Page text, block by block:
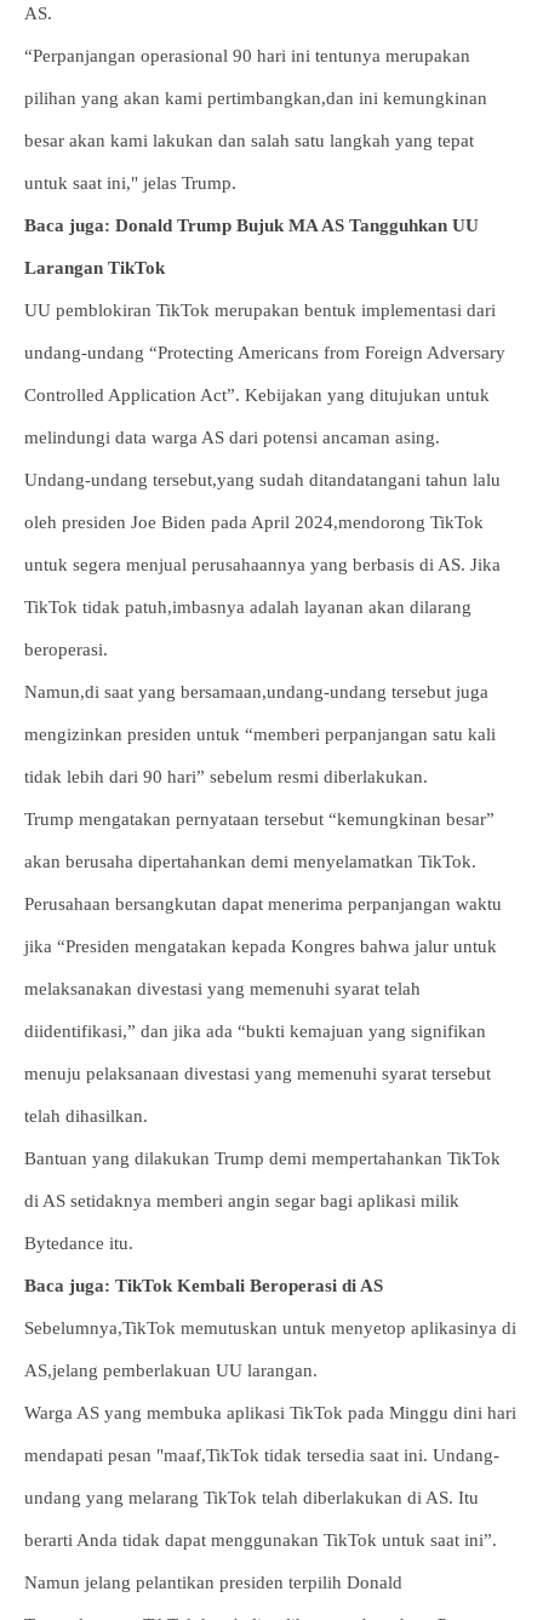
AS.
“Perpanjangan operasional 90 hari ini tentunya merupakan
pilihan yang akan kami pertimbangkan,dan ini kemungkinan
besar akan kami lakukan dan salah satu langkah yang tepat
untuk saat ini," jelas Trump.
Baca juga: Donald Trump Bujuk MA AS Tangguhkan UU
Larangan TikTok
UU pemblokiran TikTok merupakan bentuk implementasi dari
undang-undang “Protecting Americans from Foreign Adversary
Controlled Application Act”. Kebijakan yang ditujukan untuk
melindungi data warga AS dari potensi ancaman asing.
Undang-undang tersebut,yang sudah ditandatangani tahun lalu
oleh presiden Joe Biden pada April 2024,mendorong TikTok
untuk segera menjual perusahaannya yang berbasis di AS. Jika
TikTok tidak patuh,imbasnya adalah layanan akan dilarang
beroperasi.
Namun,di saat yang bersamaan,undang-undang tersebut juga
mengizinkan presiden untuk “memberi perpanjangan satu kali
tidak lebih dari 90 hari” sebelum resmi diberlakukan.
Trump mengatakan pernyataan tersebut “kemungkinan besar”
akan berusaha dipertahankan demi menyelamatkan TikTok.
Perusahaan bersangkutan dapat menerima perpanjangan waktu
jika “Presiden mengatakan kepada Kongres bahwa jalur untuk
melaksanakan divestasi yang memenuhi syarat telah
diidentifikasi,” dan jika ada “bukti kemajuan yang signifikan
menuju pelaksanaan divestasi yang memenuhi syarat tersebut
telah dihasilkan.
Bantuan yang dilakukan Trump demi mempertahankan TikTok
di AS setidaknya memberi angin segar bagi aplikasi milik
Bytedance itu.
Baca juga: TikTok Kembali Beroperasi di AS
Sebelumnya,TikTok memutuskan untuk menyetop aplikasinya di
AS,jelang pemberlakuan UU larangan.
Warga AS yang membuka aplikasi TikTok pada Minggu dini hari
mendapati pesan "maaf,TikTok tidak tersedia saat ini. Undang-
undang yang melarang TikTok telah diberlakukan di AS. Itu
berarti Anda tidak dapat menggunakan TikTok untuk saat ini”.
Namun jelang pelantikan presiden terpilih Donald